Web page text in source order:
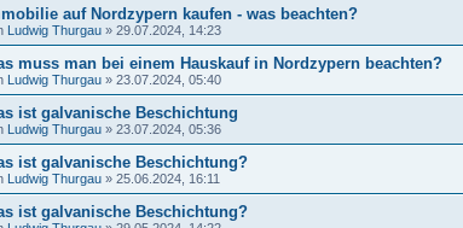
auf Nordzypern kaufen - was beachten?
Ludwig Thurgau » 29.07.2024, 14:23
muss man bei einem Hauskauf in Nordzypern beachten?
Ludwig Thurgau » 23.07.2024, 05:40
ist galvanische Beschichtung
Ludwig Thurgau » 23.07.2024, 05:36
ist galvanische Beschichtung?
Ludwig Thurgau » 25.06.2024, 16:11
ist galvanische Beschichtung?